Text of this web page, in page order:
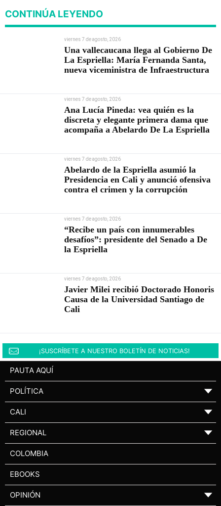
CONTINÚA LEYENDO
viernes 7 de agosto, 2026
Una vallecaucana llega al Gobierno De
La Espriella: María Fernanda Santa,
nueva viceministra de Infraestructura
viernes 7 de agosto, 2026
Ana Lucía Pineda: vea quién es la
discreta y elegante primera dama que
acompaña a Abelardo De La Espriella
viernes 7 de agosto, 2026
Abelardo de la Espriella asumió la
Presidencia en Cali y anunció ofensiva
contra el crimen y la corrupción
viernes 7 de agosto, 2026
“Recibe un país con innumerables
desafíos”: presidente del Senado a De
la Espriella
viernes 7 de agosto, 2026
Javier Milei recibió Doctorado Honoris
Causa de la Universidad Santiago de
Cali
¡SUSCRÍBETE A NUESTRO BOLETÍN DE NOTICIAS!
PAUTA AQUÍ
POLÍTICA ▼
CALI ▼
REGIONAL ▼
COLOMBIA
EBOOKS
OPINIÓN ▼